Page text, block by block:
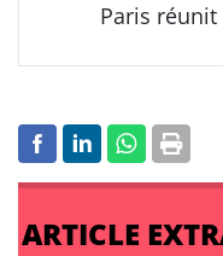
Paris réunit
ARTICLE